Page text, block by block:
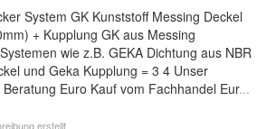
System GK Kunststoff Messing Deckel
+ Kupplung GK aus Messing
wie z.B. GEKA Dichtung aus NBR
und Geka Kupplung = 3 4 Unser
Euro Kauf vom Fachhandel Eur...
erstellt